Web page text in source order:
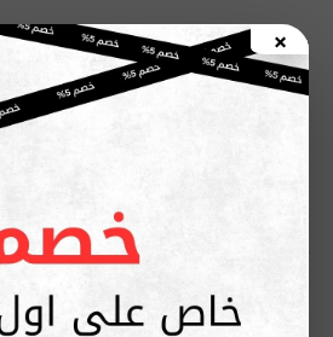
×
إلى
المحتوى
أفضل صيانة
إذا كنت تبحث عن
صيانة بوتاجازات